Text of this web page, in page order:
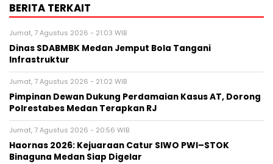
BERITA TERKAIT
Jumat, 7 Agustus 2026 - 21:03 WIB
Dinas SDABMBK Medan Jemput Bola Tangani
Infrastruktur
Jumat, 7 Agustus 2026 - 21:02 WIB
Pimpinan Dewan Dukung Perdamaian Kasus AT, Dorong
Polrestabes Medan Terapkan RJ
Jumat, 7 Agustus 2026 - 20:56 WIB
Haornas 2026: Kejuaraan Catur SIWO PWI–STOK
Binaguna Medan Siap Digelar